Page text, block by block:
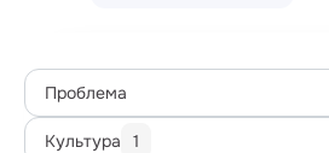
Проблема
Культура 1